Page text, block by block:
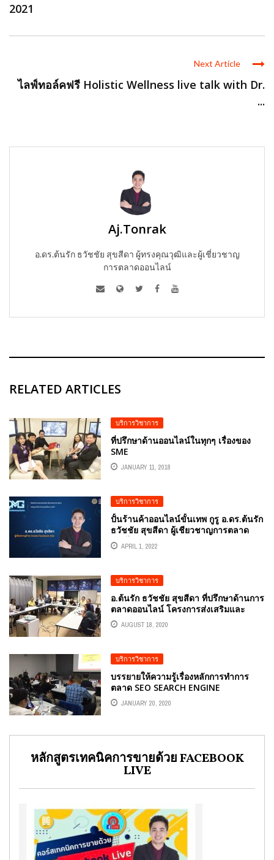
2021
Next Article
ไลฟ์ทอล์คฟรี Holistic Wellness live talk with Dr.
...
Aj.Tonrak
อ.ดร.ต้นรัก ธวัชชัย สุขสีดา ผู้ทรงคุณวุฒิและผู้เชี่ยวชาญ
การตลาดออนไลน์
RELATED ARTICLES
บริการวิชาการ
ที่ปรึกษาด้านออนไลน์ในทุกๆ เรื่องของ
SME
JANUARY 11, 2018
บริการวิชาการ
ปั้นร้านค้าออนไลน์ขั้นเทพ กูรู อ.ดร.ต้นรัก
ธวัชชัย สุขสีดา ผู้เชียวชาญการตลาด
ออนไลน์ CREATE FACEBOOK ADS กรม
พัฒนาธุรกิจการค้า กระทรวงพาณิชย์
APRIL 1, 2022
บริการวิชาการ
อ.ต้นรัก ธวัชชัย สุขสีดา ที่ปรึกษาด้านการ
ตลาดออนไลน์ โครงการส่งเสริมและ
พัฒนาธุรกิจระดับเติบโต
AUGUST 18, 2020
บริการวิชาการ
บรรยายให้ความรู้เรื่องหลักการทำการ
ตลาด SEO SEARCH ENGINE
OPTIMIZATION สำหรับธุรกิจด้าน
สุขภาพ WELLNESS
JANUARY 20, 2020
หลักสูตรเทคนิคการขายด้วย FACEBOOK
LIVE